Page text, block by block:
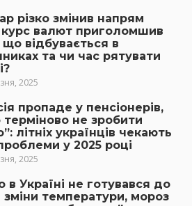
різко змінив напрям
курс валют приголомшив
що відбувається в
та чи час рятувати
2025
пропаде у пенсіонерів,
не зробити
літніх українців чекають
у 2025 році
2025
в Україні не готувався до
зміни температури, мороз